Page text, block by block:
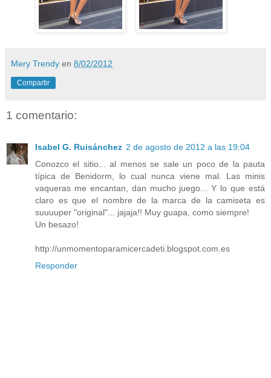
Mery Trendy en 8/02/2012
Compartir
1 comentario:
Isabel G. Ruisánchez 2 de agosto de 2012 a las 19:04
Conozco el sitio... al menos se sale un poco de la pauta
típica de Benidorm, lo cual nunca viene mal. Las minis
vaqueras me encantan, dan mucho juego... Y lo que está
claro es que el nombre de la marca de la camiseta es
suuuuper "original"... jajaja!! Muy guapa, como siempre!
Un besazo!
http://unmomentoparamicercadeti.blogspot.com.es
Responder